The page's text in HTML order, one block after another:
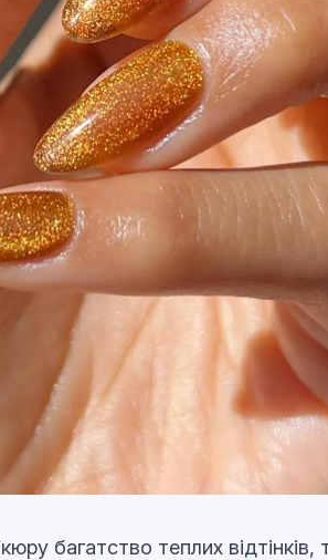
багатство теплих відтінків,